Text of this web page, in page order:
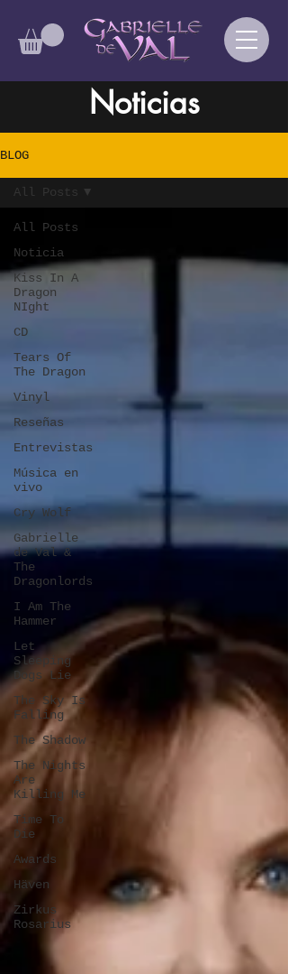
Noticias
BLOG
All Posts
Noticia
Kiss In A
Dragon
NIght
CD
Tears Of
The Dragon
Vinyl
Reseñas
Entrevistas
Música en
vivo
Cry Wolf
Gabrielle
de Val &
The
Dragonlords
I Am The
Hammer
Let
Sleeping
Dogs Lie
The Sky Is
Falling
The Shadow
The Nights
Are
Killing Me
Time To
Die
Awards
Häven
Zirkus
Rosarius
All Posts